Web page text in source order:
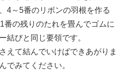
4～5番のリボンの羽根を作る
番の残りのたれを畳んでゴムに
結びと同じ要領です。
えて結んでいけばできあがりま
でみてください。